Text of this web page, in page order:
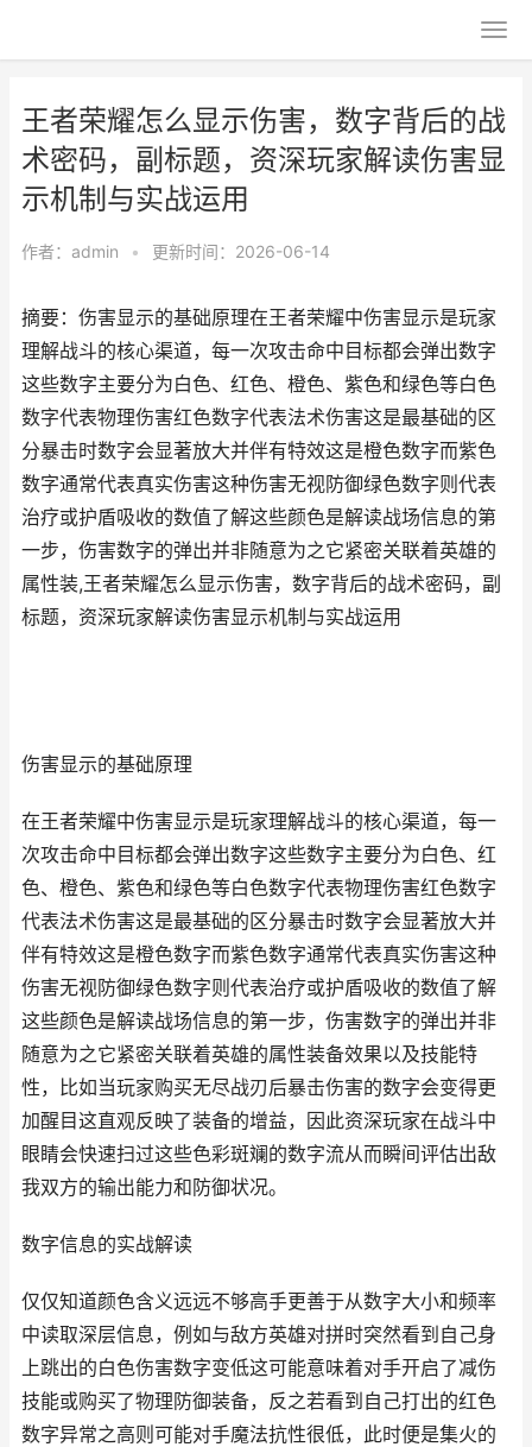
王者荣耀怎么显示伤害，数字背后的战
术密码，副标题，资深玩家解读伤害显
示机制与实战运用
作者： admin • 更新时间：2026-06-14
摘要：伤害显示的基础原理在王者荣耀中伤害显示是玩家
理解战斗的核心渠道，每一次攻击命中目标都会弹出数字
这些数字主要分为白色、红色、橙色、紫色和绿色等白色
数字代表物理伤害红色数字代表法术伤害这是最基础的区
分暴击时数字会显著放大并伴有特效这是橙色数字而紫色
数字通常代表真实伤害这种伤害无视防御绿色数字则代表
治疗或护盾吸收的数值了解这些颜色是解读战场信息的第
一步，伤害数字的弹出并非随意为之它紧密关联着英雄的
属性装,王者荣耀怎么显示伤害，数字背后的战术密码，副
标题，资深玩家解读伤害显示机制与实战运用
伤害显示的基础原理
在王者荣耀中伤害显示是玩家理解战斗的核心渠道，每一
次攻击命中目标都会弹出数字这些数字主要分为白色、红
色、橙色、紫色和绿色等白色数字代表物理伤害红色数字
代表法术伤害这是最基础的区分暴击时数字会显著放大并
伴有特效这是橙色数字而紫色数字通常代表真实伤害这种
伤害无视防御绿色数字则代表治疗或护盾吸收的数值了解
这些颜色是解读战场信息的第一步，伤害数字的弹出并非
随意为之它紧密关联着英雄的属性装备效果以及技能特
性，比如当玩家购买无尽战刃后暴击伤害的数字会变得更
加醒目这直观反映了装备的增益，因此资深玩家在战斗中
眼睛会快速扫过这些色彩斑斓的数字流从而瞬间评估出敌
我双方的输出能力和防御状况。
数字信息的实战解读
仅仅知道颜色含义远远不够高手更善于从数字大小和频率
中读取深层信息，例如与敌方英雄对拼时突然看到自己身
上跳出的白色伤害数字变低这可能意味着对手开启了减伤
技能或购买了物理防御装备，反之若看到自己打出的红色
数字异常之高则可能对手魔法抗性很低，此时便是集火的